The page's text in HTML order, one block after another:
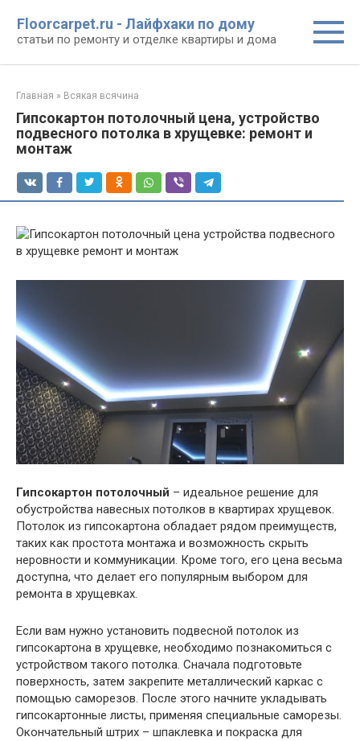
контенту
Floorcarpet.ru - Лайфхаки по дому
статьи по ремонту и отделке квартиры и дома
Главная » Всякая всячина
Гипсокартон потолочный цена, устройство
подвесного потолка в хрущевке: ремонт и
монтаж
Гипсокартон потолочный – идеальное решение для
обустройства навесных потолков в квартирах хрущевок.
Потолок из гипсокартона обладает рядом преимуществ,
таких как простота монтажа и возможность скрыть
неровности и коммуникации. Кроме того, его цена весьма
доступна, что делает его популярным выбором для
ремонта в хрущевках.
Если вам нужно установить подвесной потолок из
гипсокартона в хрущевке, необходимо познакомиться с
устройством такого потолка. Сначала подготовьте
поверхность, затем закрепите металлический каркас с
помощью саморезов. После этого начните укладывать
гипсокартонные листы, применяя специальные саморезы.
Окончательный штрих – шпаклевка и покраска для